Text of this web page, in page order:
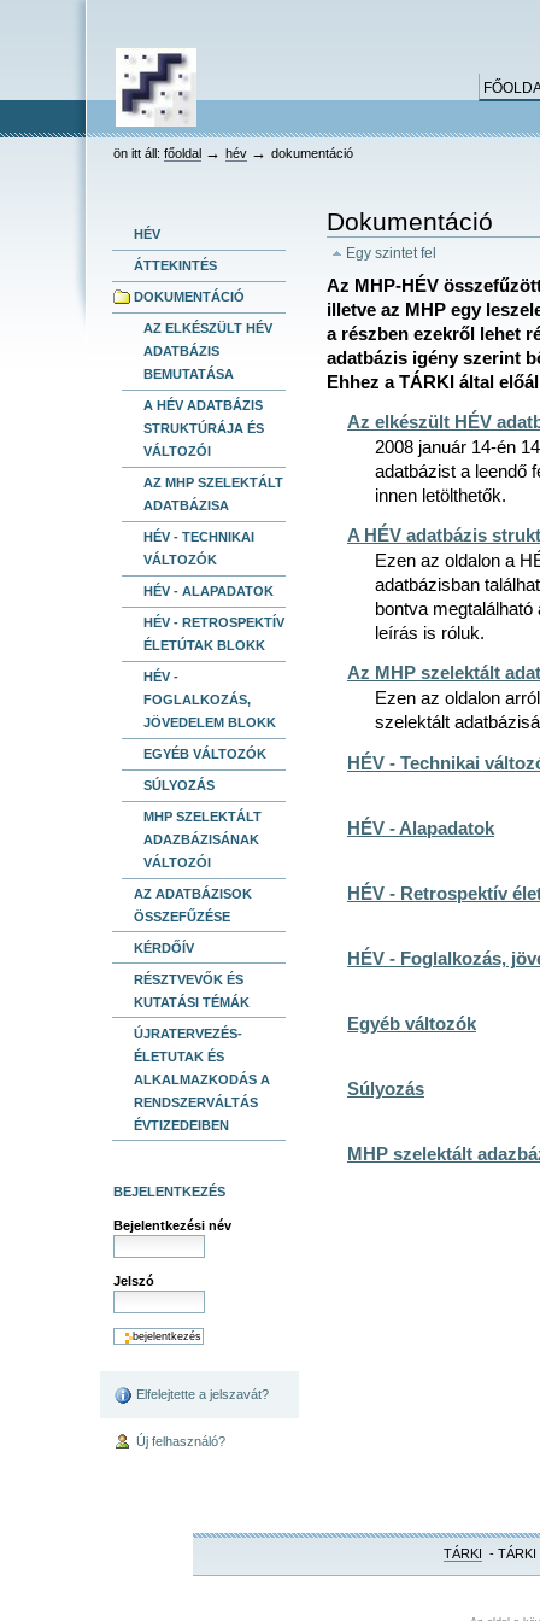
HEV
ön itt áll: főoldal → hév → dokumentáció
HÉV
ÁTTEKINTÉS
DOKUMENTÁCIÓ
AZ ELKÉSZÜLT HÉV
ADATBÁZIS
BEMUTATÁSA
A HÉV ADATBÁZIS
STRUKTÚRÁJA ÉS
VÁLTOZÓI
AZ MHP SZELEKTÁLT
ADATBÁZISA
HÉV - TECHNIKAI
VÁLTOZÓK
HÉV - ALAPADATOK
HÉV - RETROSPEKTÍV
ÉLETÚTAK BLOKK
HÉV -
FOGLALKOZÁS,
JÖVEDELEM BLOKK
EGYÉB VÁLTOZÓK
SÚLYOZÁS
MHP SZELEKTÁLT
ADAZBÁZISÁNAK
VÁLTOZÓI
AZ ADATBÁZISOK
ÖSSZEFŰZÉSE
KÉRDŐÍV
RÉSZTVEVŐK ÉS
KUTATÁSI TÉMÁK
ÚJRATERVEZÉS-
ÉLETUTAK ÉS
ALKALMAZKODÁS A
RENDSZERVÁLTÁS
ÉVTIZEDEIBEN
BEJELENTKEZÉS
Bejelentkezési név
Jelszó
Elfelejtette a jelszavát?
Új felhasználó?
Dokumentáció
Egy szintet fel
Az MHP-HÉV
illetve az MHP egy
a részben ezekről lehet
adatbázis igény szerint
Ehhez a TÁRKI által
Az elkészült HÉV
2008 január 14-én
adatbázist a leendő
innen letölthetők.
A HÉV adatbázis
Ezen az oldalon a
adatbázisban
bontva
leírás is róluk.
Az MHP szelektált
Ezen az oldalon
szelektált
HÉV - Technikai
HÉV - Alapadatok
HÉV - Retrospektív
HÉV - Foglalkozás,
Egyéb változók
Súlyozás
MHP szelektált
TÁRKI - TÁRKI